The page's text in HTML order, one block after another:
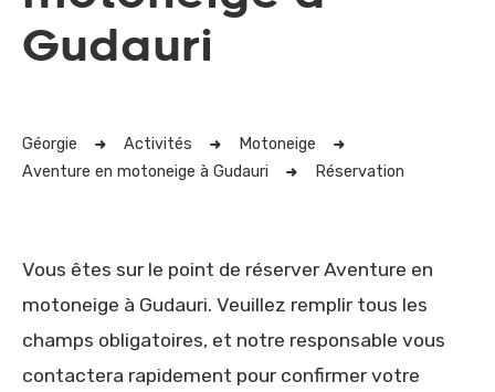
Gudauri
Géorgie Activités
Motoneige
Aventure en motoneige à Gudauri
Réservation
Vous êtes sur le point de réserver Aventure en
motoneige à Gudauri. Veuillez remplir tous les
champs obligatoires, et notre responsable vous
contactera rapidement pour confirmer votre